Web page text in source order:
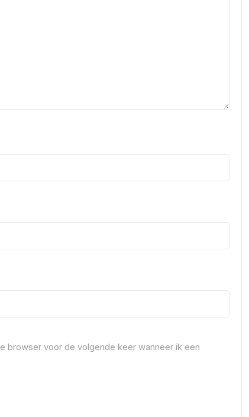
browser voor de volgende keer wanneer ik een